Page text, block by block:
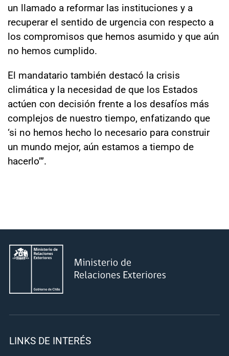
un llamado a reformar las instituciones y a
recuperar el sentido de urgencia con respecto a
los compromisos que hemos asumido y que aún
no hemos cumplido.
El mandatario también destacó la crisis
climática y la necesidad de que los Estados
actúen con decisión frente a los desafíos más
complejos de nuestro tiempo, enfatizando que
‘si no hemos hecho lo necesario para construir
un mundo mejor, aún estamos a tiempo de
hacerlo’”.
LINKS DE INTERÉS